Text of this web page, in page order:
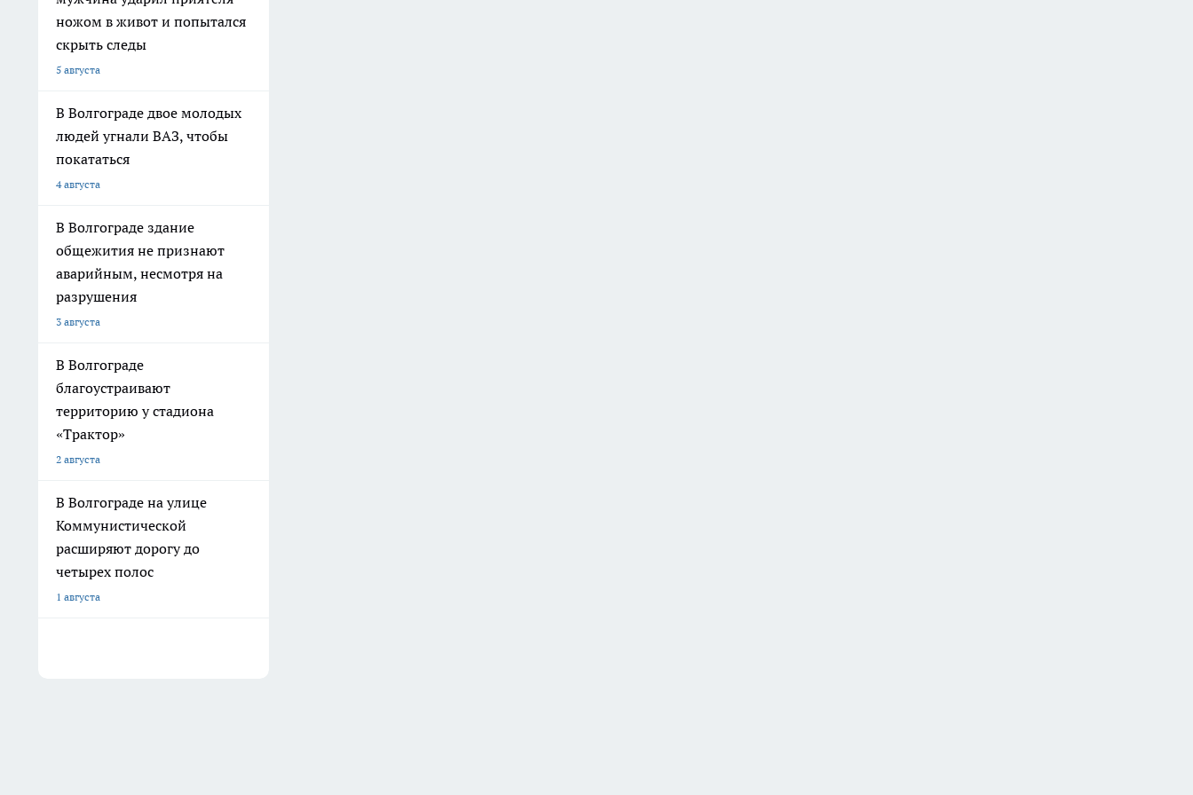
ножом в живот и попытался
скрыть следы
5 августа
В Волгограде двое молодых
людей угнали ВАЗ, чтобы
покататься
4 августа
В Волгограде здание
общежития не признают
аварийным, несмотря на
разрушения
3 августа
В Волгограде
благоустраивают
территорию у стадиона
«Трактор»
2 августа
В Волгограде на улице
Коммунистической
расширяют дорогу до
четырех полос
1 августа